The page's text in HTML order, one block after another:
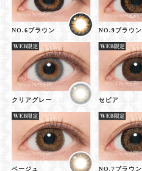
NO.6ブラウン NO.9ブラウン
クリアグレー セピア
ベージュ NO.7ブラウン